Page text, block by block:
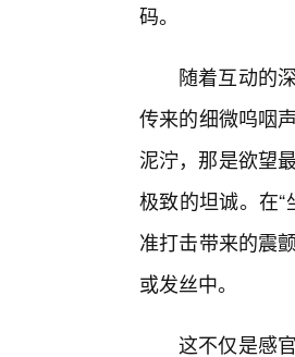
码。
随着互动的
传来的细微呜咽
泥泞，那是欲望
极致的坦诚。在
准打击带来的震
或发丝中。
这不仅是感